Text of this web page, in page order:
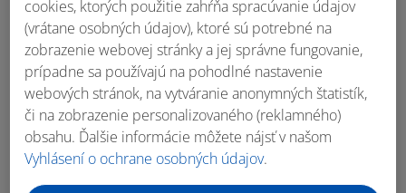
cookies, ktorých použitie zahŕňa spracúvanie údajov
(vrátane osobných údajov), ktoré sú potrebné na
zobrazenie webovej stránky a jej správne fungovanie,
prípadne sa používajú na pohodlné nastavenie
webových stránok, na vytváranie anonymných štatistík,
či na zobrazenie personalizovaného (reklamného)
obsahu. Ďalšie informácie môžete nájsť v našom
Vyhlásení o ochrane osobných údajov.